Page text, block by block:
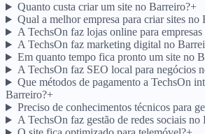
Quanto custa criar um site no Barreiro?+
Qual a melhor empresa para criar sites no
A TechsOn faz lojas online para
A TechsOn faz marketing digital no
Em quanto tempo fica pronto um site no
A TechsOn faz SEO local para negócios
Que métodos de pagamento a TechsOn
Barreiro?+
Preciso de conhecimentos técnicos para
A TechsOn faz gestão de redes sociais no